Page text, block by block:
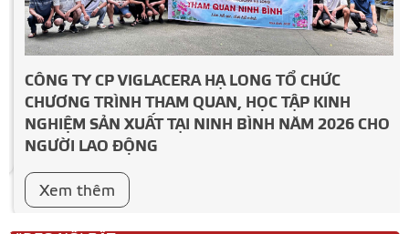
CÔNG TY CP VIGLACERA HẠ LONG TỔ CHỨC
CHƯƠNG TRÌNH THAM QUAN, HỌC TẬP KINH
NGHIỆM SẢN XUẤT TẠI NINH BÌNH NĂM 2026 CHO
NGƯỜI LAO ĐỘNG
Xem thêm